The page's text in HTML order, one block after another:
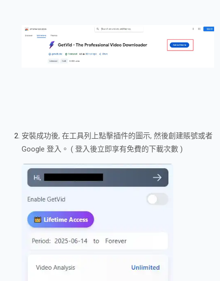
安裝成功後, 在工具列上點擊插件的圖示, 然後創建賬號或者
Google 登入。 ( 登入後立即享有免費的下載次數 )